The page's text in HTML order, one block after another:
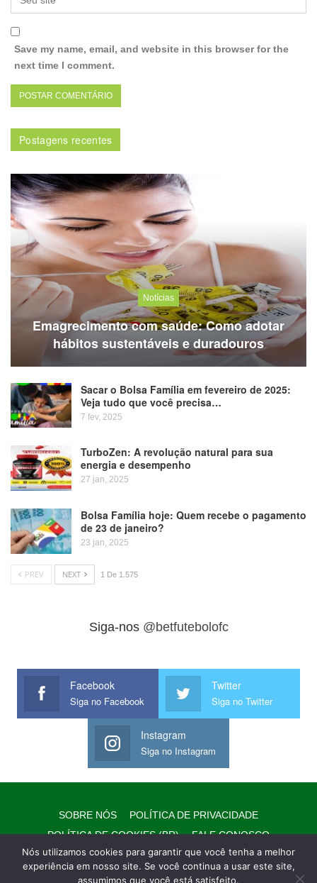
Save my name, email, and website in this browser for the
next time I comment.
Postagens recentes
Notícias
Emagrecimento com saúde: Como adotar
hábitos sustentáveis e duradouros
Sacar o Bolsa Família em fevereiro de 2025:
Veja tudo que você precisa…
7 fev, 2025
TurboZen: A revolução natural para sua
energia e desempenho
27 jan, 2025
Bolsa Família hoje: Quem recebe o pagamento
de 23 de janeiro?
23 jan, 2025
PREV NEXT 1 De 1.575
Siga-nos @betfutebolofc
Facebook
Siga no Facebook
Twitter
Siga no Twitter
Instagram
Siga no Instagram
SOBRE NÓS
POLÍTICA DE PRIVACIDADE
POLÍTICA DE COOKIES (BR)
FALE CONOSCO
EQUIPE/EXPEDIENTE
AVISO LEGAL WHATSAPP
Nós utilizamos cookies para garantir que você tenha a melhor
experiência em nosso site. Se você continua a usar este site,
assumimos que você está satisfeito.